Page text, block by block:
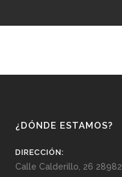
¿DÓNDE ESTAMOS?
DIRECCIÓN:
Calle Calderillo, 26 28982